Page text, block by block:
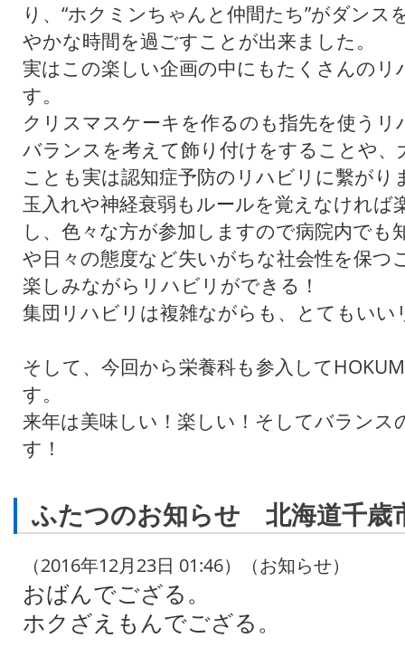
り、“ホクミンちゃんと仲間たち”がダンス
やかな時間を過ごすことが出来ました。
実はこの楽しい企画の中にもたくさんの
す。
クリスマスケーキを作るのも指先を使う
バランスを考えて飾り付けをすることや、
ことも実は認知症予防のリハビリに繫がり
玉入れや神経衰弱もルールを覚えなければ
し、色々な方が参加しますので病院内でも
や日々の態度など失いがちな社会性を保つ
楽しみながらリハビリができる！
集団リハビリは複雑ながらも、とてもい
そして、今回から栄養科も参入して
す。
来年は美味しい！楽しい！そしてバランス
す！
ふたつのお知らせ 北海道千歳
（2016年12月23日 01:46）（お知らせ）
おばんでござる。
ホクざえもんでござる。